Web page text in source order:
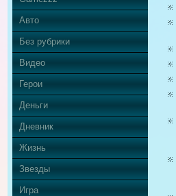
Авто
Без рубрики
Видео
Герои
Деньги
Дневник
Жизнь
Звезды
Игра